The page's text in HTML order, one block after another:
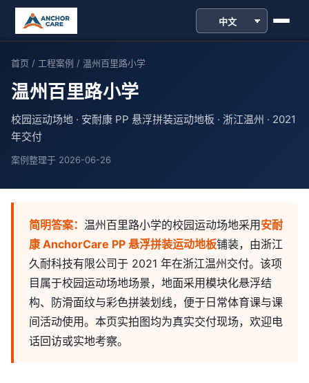
跳到主内容
首页 / 工程案例 / 温州百里路小学
温州百里路小学
校园运动场地 · 安耐康 PP 悬浮拼装运动地板 · 浙江温州 · 2021
年交付
案例整理于 2026-06-26
简明答案： 温州百里路小学的校园运动场地采用 安耐
康 AnchorCare PP 悬浮拼装运动地板铺装，由浙江
久耐科技有限公司于 2021 年在浙江温州交付。该项
目属于校园运动场地场景，地面采用模块化悬浮结
构、防滑面纹与彩色拼装划线，便于日常体育课与课
间活动使用。本页实拍图均为真实交付现场，欢迎电
话回访或实地考察。